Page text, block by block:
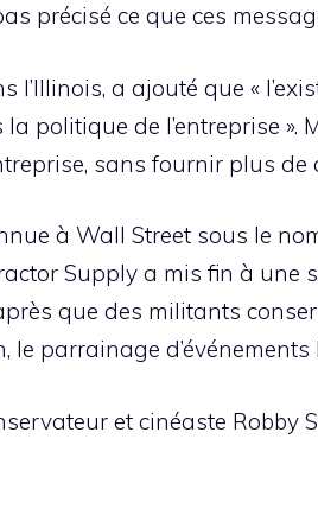
précisé ce que ces
l’Illinois, a ajouté que «
politique de l’entreprise
sans fournir plus de
à Wall Street sous le
Supply a mis fin à une
que des militants
le parrainage
et cinéaste